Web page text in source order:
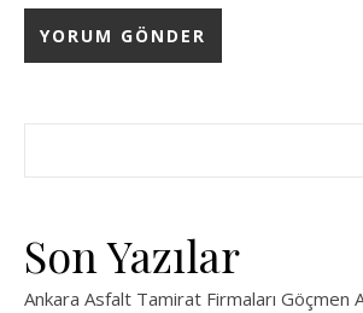
Son Yazılar
Ankara Asfalt Tamirat Firmaları Göçmen